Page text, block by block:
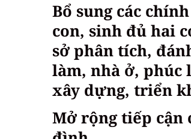
Bổ sung các
con, sinh đủ hai
sở phân tích,
làm, nhà ở, phúc
xây dựng, triển
Mở rộng tiếp cận